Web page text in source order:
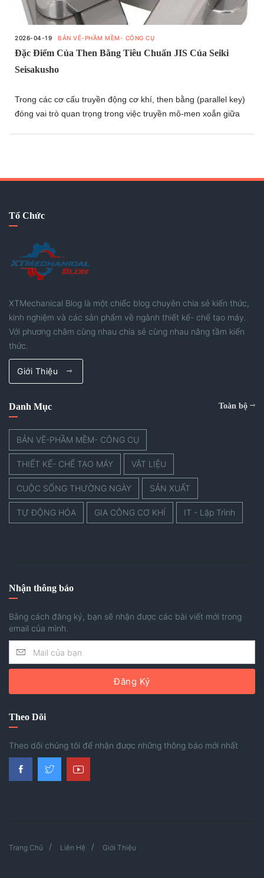
2026-04-19 BẢN VẼ-PHẦM MỀM- CÔNG CỤ
Đặc Điểm Của Then Bằng Tiêu Chuẩn JIS Của Seiki
Seisakusho
Trong các cơ cấu truyền động cơ khí, then bằng (parallel key)
đóng vai trò quan trọng trong việc truyền mô-men xoắn giữa
Tổ Chức
XTMechanical Blog là một chiếc blog chuyên chia sẻ kiến thức,
kinh nghiệm và các sản phẩm về ngành thiết kế- chế tạo máy.
Với phương châm cùng nhau chia sẻ cùng nhau nâng tầm kiến
thức.
Giới Thiệu
Danh Mục Toàn bộ
BẢN VẼ-PHẦM MỀM- CÔNG CỤ
THIẾT KẾ- CHẾ TẠO MÁY VẬT LIỆU
CUỘC SỐNG THƯỜNG NGÀY SẢN XUẤT
TỰ ĐỘNG HÓA GIA CÔNG CƠ KHÍ IT - Lập Trình
Nhận thông báo
Bằng cách đăng ký, bạn sẽ nhận được các bài viết mới trong
email của mình.
Đăng Ký
Theo Dõi
Theo dõi chúng tôi để nhận được những thông báo mới nhất
Trang Chủ Liên Hệ Giới Thiệu